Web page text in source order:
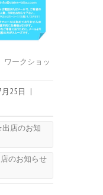
ワークショッ
25日
|
店のお知
のお知らせ